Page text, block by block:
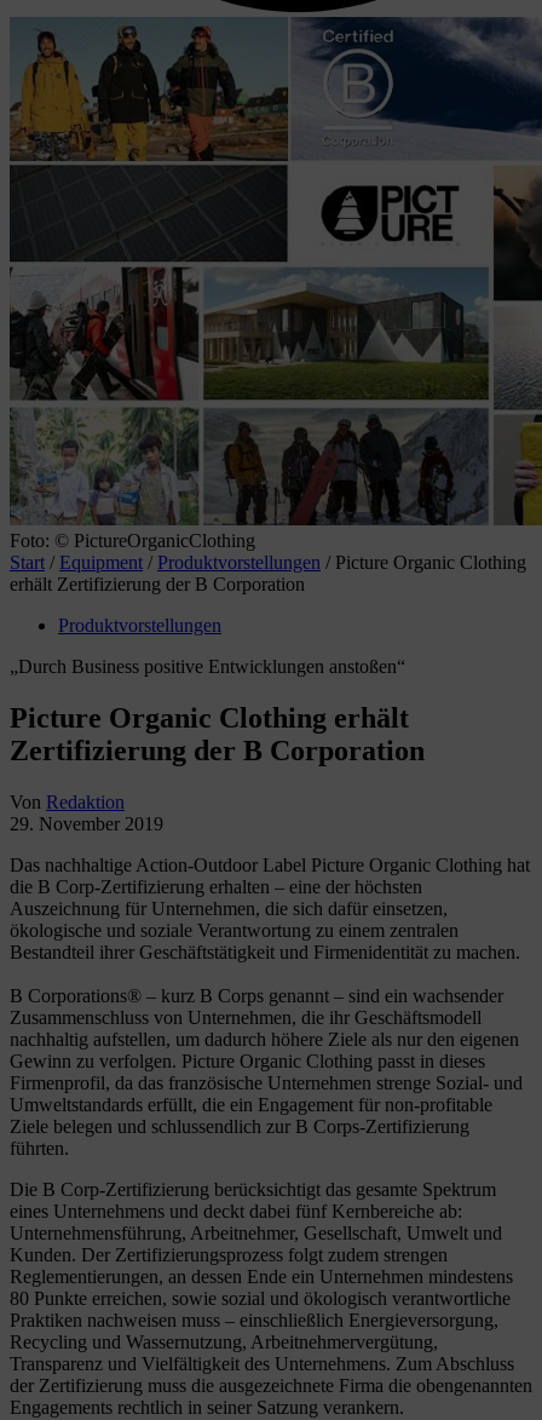
Foto: © PictureOrganicClothing
Start / Equipment / Produktvorstellungen / Picture Organic Clothing
erhält Zertifizierung der B Corporation
Produktvorstellungen
„Durch Business positive Entwicklungen anstoßen“
Picture Organic Clothing erhält
Zertifizierung der B Corporation
Von Redaktion
29. November 2019
Das nachhaltige Action-Outdoor Label Picture Organic Clothing hat
die B Corp-Zertifizierung erhalten – eine der höchsten
Auszeichnung für Unternehmen, die sich dafür einsetzen,
ökologische und soziale Verantwortung zu einem zentralen
Bestandteil ihrer Geschäftstätigkeit und Firmenidentität zu machen.
B Corporations® – kurz B Corps genannt – sind ein wachsender
Zusammenschluss von Unternehmen, die ihr Geschäftsmodell
nachhaltig aufstellen, um dadurch höhere Ziele als nur den eigenen
Gewinn zu verfolgen. Picture Organic Clothing passt in dieses
Firmenprofil, da das französische Unternehmen strenge Sozial- und
Umweltstandards erfüllt, die ein Engagement für non-profitable
Ziele belegen und schlussendlich zur B Corps-Zertifizierung
führten.
Die B Corp-Zertifizierung berücksichtigt das gesamte Spektrum
eines Unternehmens und deckt dabei fünf Kernbereiche ab:
Unternehmensführung, Arbeitnehmer, Gesellschaft, Umwelt und
Kunden. Der Zertifizierungsprozess folgt zudem strengen
Reglementierungen, an dessen Ende ein Unternehmen mindestens
80 Punkte erreichen, sowie sozial und ökologisch verantwortliche
Praktiken nachweisen muss – einschließlich Energieversorgung,
Recycling und Wassernutzung, Arbeitnehmervergütung,
Transparenz und Vielfältigkeit des Unternehmens. Zum Abschluss
der Zertifizierung muss die ausgezeichnete Firma die obengenannten
Engagements rechtlich in seiner Satzung verankern.